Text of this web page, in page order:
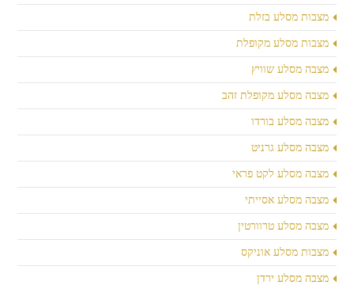
מצבות מסלע בזלת
מצבות מסלע מקופלת
מצבה מסלע שוויץ
מצבה מסלע מקופלת זהב
מצבה מסלע בורדו
מצבה מסלע גרניט
מצבה מסלע לקט פראי
מצבה מסלע אסייתי
מצבה מסלע טרוורטין
מצבות מסלע אוניקס
מצבה מסלע ירדן